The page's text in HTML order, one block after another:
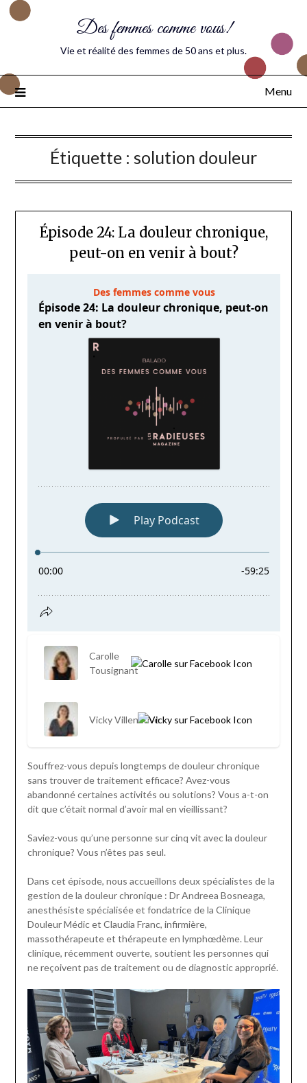
Des femmes comme vous!
Vie et réalité des femmes de 50 ans et plus.
Menu
Étiquette : solution douleur
Épisode 24: La douleur chronique,
peut-on en venir à bout?
Carolle
Tousignant
Vicky Villeneuve
Souffrez-vous depuis longtemps de douleur chronique
sans trouver de traitement efficace? Avez-vous
abandonné certaines activités ou solutions? Vous a-t-on
dit que c’était normal d’avoir mal en vieillissant?
Saviez-vous qu’une personne sur cinq vit avec la douleur
chronique? Vous n’êtes pas seul.
Dans cet épisode, nous accueillons deux spécialistes de la
gestion de la douleur chronique : Dr Andreea Bosneaga,
anesthésiste spécialisée et fondatrice de la Clinique
Douleur Médic et Claudia Franc, infirmière,
massothérapeute et thérapeute en lymphœdème. Leur
clinique, récemment ouverte, soutient les personnes qui
ne reçoivent pas de traitement ou de diagnostic approprié.